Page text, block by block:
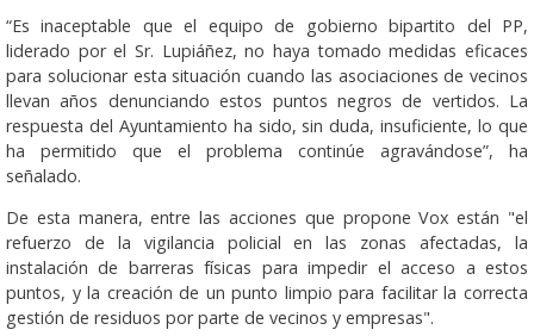
“Es inaceptable que el equipo de gobierno bipartito del PP,
liderado por el Sr. Lupiáñez, no haya tomado medidas eficaces
para solucionar esta situación cuando las asociaciones de vecinos
llevan años denunciando estos puntos negros de vertidos. La
respuesta del Ayuntamiento ha sido, sin duda, insuficiente, lo que
ha permitido que el problema continúe agravándose”, ha
señalado.
De esta manera, entre las acciones que propone Vox están "el
refuerzo de la vigilancia policial en las zonas afectadas, la
instalación de barreras físicas para impedir el acceso a estos
puntos, y la creación de un punto limpio para facilitar la correcta
gestión de residuos por parte de vecinos y empresas".